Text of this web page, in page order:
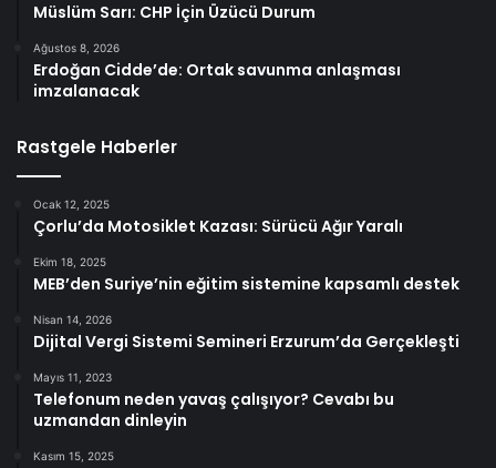
Müslüm Sarı: CHP İçin Üzücü Durum
Ağustos 8, 2026
Erdoğan Cidde’de: Ortak savunma anlaşması
imzalanacak
Rastgele Haberler
Ocak 12, 2025
Çorlu’da Motosiklet Kazası: Sürücü Ağır Yaralı
Ekim 18, 2025
MEB’den Suriye’nin eğitim sistemine kapsamlı destek
Nisan 14, 2026
Dijital Vergi Sistemi Semineri Erzurum’da Gerçekleşti
Mayıs 11, 2023
Telefonum neden yavaş çalışıyor? Cevabı bu
uzmandan dinleyin
Kasım 15, 2025